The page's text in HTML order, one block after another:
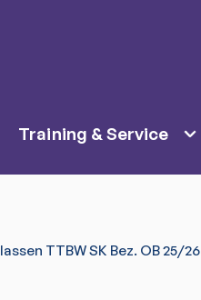
Training & Service
TTBW SK Bez. OB 25/26